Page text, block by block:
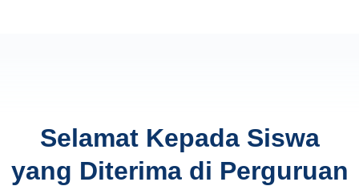
Selamat Kepada Siswa
yang Diterima di Perguruan